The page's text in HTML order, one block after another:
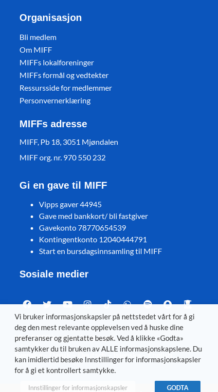
Organisasjon
Bli medlem
Om MIFF
MIFFs lokalforeninger
MIFFs formål og vedtekter
Ressursside for medlemmer
Personvernerklæring
MIFFs adresse
MIFF, Pb 18, 3051 Mjøndalen
MIFF org. nr. 970 550 232
Gi en gave til MIFF
Vipps gaver 44945
Gave med bankkort/ bli fastgiver
Gavekonto 78770654539
Kontingentkonto 12040444791
Start en bursdagsinnsamling til MIFF
Sosiale medier
Visit MIFF in other languages
Svenska– Dansk – Deutsch– Íslenska –English
Vi bruker informasjonskapsler på nettstedet vårt for å gi
deg den mest relevante opplevelsen ved å huske dine
preferanser og gjentatte besøk. Ved å klikke «Godta»
samtykker du til bruken av ALLE informasjonskapslene. Du
kan imidlertid besøke Innstillinger for informasjonskapsler
for å gi et kontrollert samtykke.
Innstillinger for informasjonskapsler GODTA